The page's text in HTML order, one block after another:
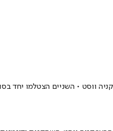
ווסט • השניים הצטלמו יחד